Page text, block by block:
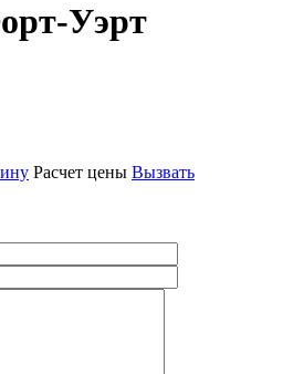
Уэрт
Расчет цены Вызвать